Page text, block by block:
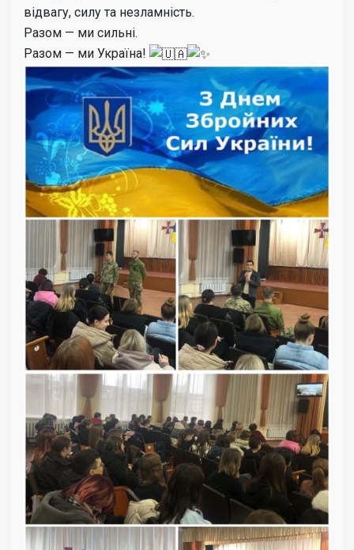
відвагу, силу та незламність.
Разом — ми сильні.
Разом — ми Україна!